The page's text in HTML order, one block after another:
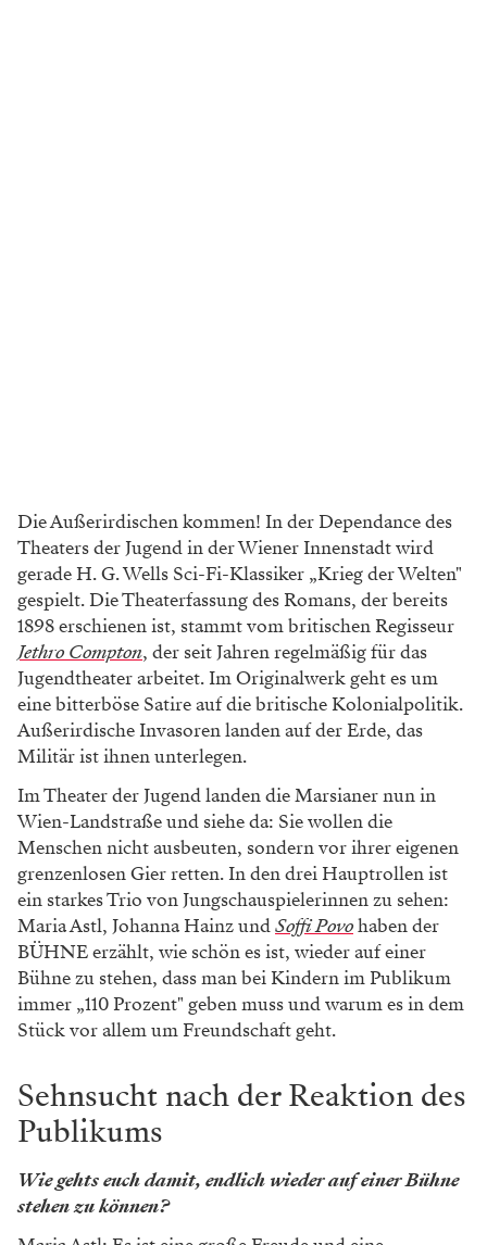
Die Außerirdischen kommen! In der Dependance des
Theaters der Jugend in der Wiener Innenstadt wird
gerade H. G. Wells Sci-Fi-Klassiker „Krieg der Welten"
gespielt. Die Theaterfassung des Romans, der bereits
1898 erschienen ist, stammt vom britischen Regisseur
Jethro Compton, der seit Jahren regelmäßig für das
Jugendtheater arbeitet. Im Originalwerk geht es um
eine bitterböse Satire auf die britische Kolonialpolitik.
Außerirdische Invasoren landen auf der Erde, das
Militär ist ihnen unterlegen.
Im Theater der Jugend landen die Marsianer nun in
Wien-Landstraße und siehe da: Sie wollen die
Menschen nicht ausbeuten, sondern vor ihrer eigenen
grenzenlosen Gier retten. In den drei Hauptrollen ist
ein starkes Trio von Jungschauspielerinnen zu sehen:
Maria Astl, Johanna Hainz undSoffi Povohaben der
BÜHNE erzählt, wie schön es ist, wieder auf einer
Bühne zu stehen, dass man bei Kindern im Publikum
immer „110 Prozent" geben muss und warum es in dem
Stück vor allem um Freundschaft geht.